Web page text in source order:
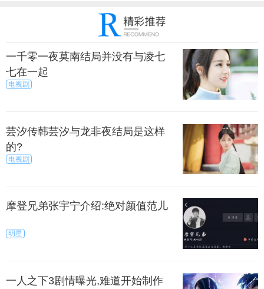
一千零一夜莫南结局并没有与凌七
七在一起
电视剧
芸汐传韩芸汐与龙非夜结局是这样
的?
电视剧
摩登兄弟张宇宁介绍:绝对颜值范儿
明星
一人之下3剧情曝光,难道开始制作